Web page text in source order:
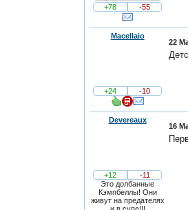
+78 -55
Macellaio
+24
-10
22
Devereaux
+12
-11
Это долбанные
Кэмпбеллы! Они
живут на предателях
16